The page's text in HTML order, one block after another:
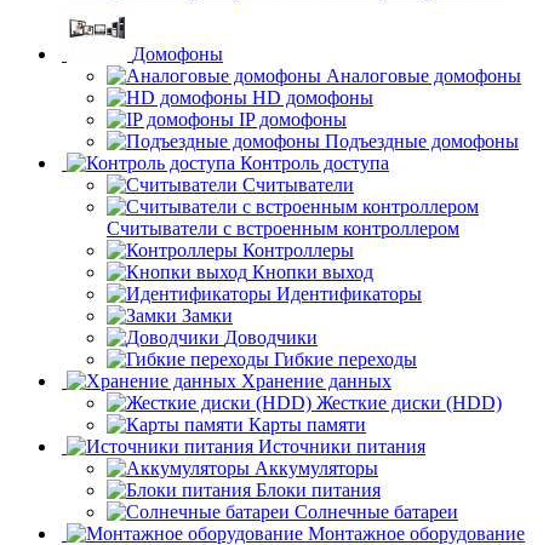
Домофоны
Аналоговые домофоны
HD домофоны
IP домофоны
Подъездные домофоны
Контроль доступа
Считыватели
Считыватели с встроенным контроллером
Контроллеры
Кнопки выход
Идентификаторы
Замки
Доводчики
Гибкие переходы
Хранение данных
Жесткие диски (HDD)
Карты памяти
Источники питания
Аккумуляторы
Блоки питания
Солнечные батареи
Монтажное оборудование